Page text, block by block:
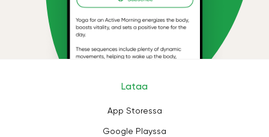
Lataa
App Storessa
Google Playssa